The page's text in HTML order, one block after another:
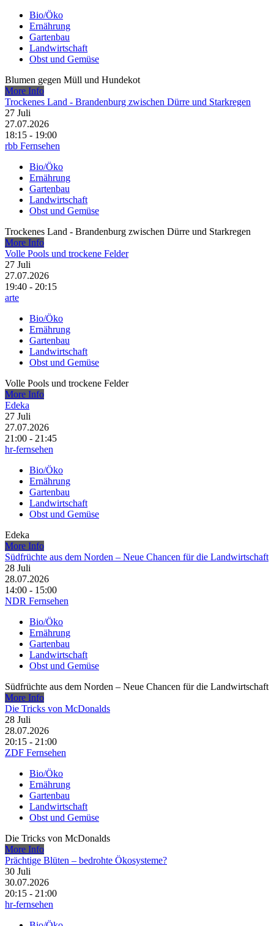
Bio/Öko
Ernährung
Gartenbau
Landwirtschaft
Obst und Gemüse
Blumen gegen Müll und Hundekot
More Info
Trockenes Land - Brandenburg zwischen Dürre und Starkregen
27 Juli
27.07.2026
18:15 - 19:00
rbb Fernsehen
Bio/Öko
Ernährung
Gartenbau
Landwirtschaft
Obst und Gemüse
Trockenes Land - Brandenburg zwischen Dürre und Starkregen
More Info
Volle Pools und trockene Felder
27 Juli
27.07.2026
19:40 - 20:15
arte
Bio/Öko
Ernährung
Gartenbau
Landwirtschaft
Obst und Gemüse
Volle Pools und trockene Felder
More Info
Edeka
27 Juli
27.07.2026
21:00 - 21:45
hr-fernsehen
Bio/Öko
Ernährung
Gartenbau
Landwirtschaft
Obst und Gemüse
Edeka
More Info
Südfrüchte aus dem Norden – Neue Chancen für die Landwirtschaft
28 Juli
28.07.2026
14:00 - 15:00
NDR Fernsehen
Bio/Öko
Ernährung
Gartenbau
Landwirtschaft
Obst und Gemüse
Südfrüchte aus dem Norden – Neue Chancen für die Landwirtschaft
More Info
Die Tricks von McDonalds
28 Juli
28.07.2026
20:15 - 21:00
ZDF Fernsehen
Bio/Öko
Ernährung
Gartenbau
Landwirtschaft
Obst und Gemüse
Die Tricks von McDonalds
More Info
Prächtige Blüten – bedrohte Ökosysteme?
30 Juli
30.07.2026
20:15 - 21:00
hr-fernsehen